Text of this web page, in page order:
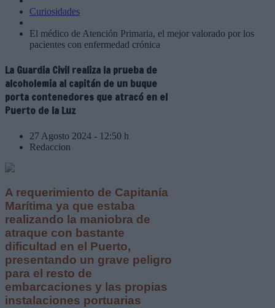
Curiosidades
El médico de Atención Primaria, el mejor valorado por los
pacientes con enfermedad crónica
La Guardia Civil realiza la prueba de
alcoholemia al capitán de un buque
porta contenedores que atracó en el
Puerto de la Luz
27 Agosto 2024 - 12:50 h
Redaccion
A requerimiento de Capitanía
Marítima ya que estaba
realizando la maniobra de
atraque con bastante
dificultad en el Puerto,
presentando un grave peligro
para el resto de
embarcaciones y las propias
instalaciones portuarias